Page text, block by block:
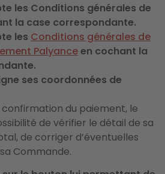
les Conditions générales de
la case correspondante.
les Conditions générales de
Palyanceen cochant la
ses coordonnées de
confirmation du paiement, le
de vérifier le détail de sa
de corriger d’éventuelles
Commande.